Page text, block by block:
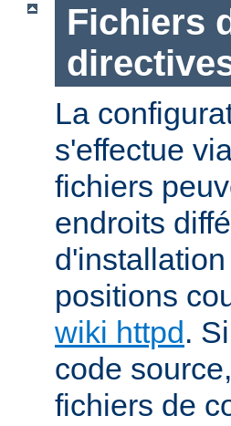
Fichiers
La
s'effectue
fichiers
endroits
positions
wiki httpd .
code
fichiers de